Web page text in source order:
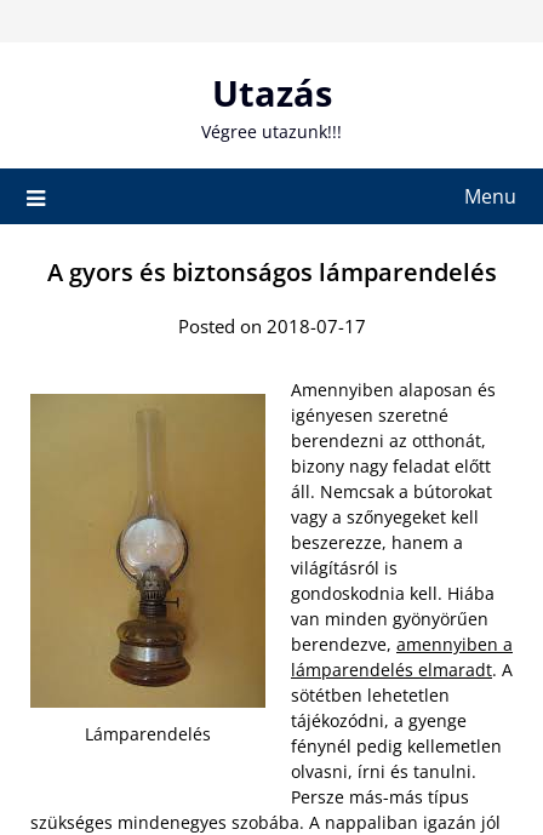
Utazás
Végree utazunk!!!
Menu
A gyors és biztonságos lámparendelés
Posted on 2018-07-17
Lámparendelés
Amennyiben alaposan és
igényesen szeretné
berendezni az otthonát,
bizony nagy feladat előtt
áll. Nemcsak a bútorokat
vagy a szőnyegeket kell
beszerezze, hanem a
világításról is
gondoskodnia kell. Hiába
van minden gyönyörűen
berendezve, amennyiben a
lámparendelés elmaradt. A
sötétben lehetetlen
tájékozódni, a gyenge
fénynél pedig kellemetlen
olvasni, írni és tanulni.
Persze más-más típus
szükséges mindenegyes szobába. A nappaliban igazán jól